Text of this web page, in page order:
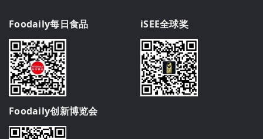
Foodaily每日食品 iSEE全球奖
Foodaily创新博览会